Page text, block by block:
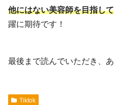
他にはない美容師を目指し
躍に期待です！
最後まで読んでいただき、
Tiktok